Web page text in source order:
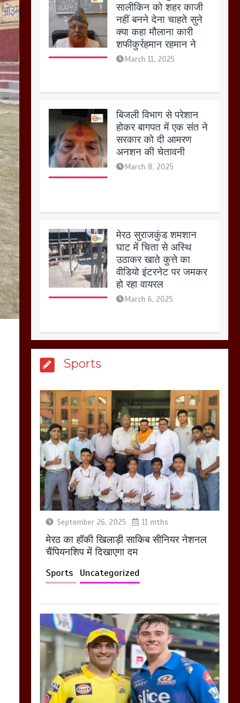
बिजली विभाग से परेशान
होकर बागपत में एक संत ने
सरकार को दी आमरण
अनशन की चेतावनी
March 8, 2025
मेरठ सुराजकुंड शमशान
घाट में चिता से अस्थि
उठाकर खाते कुत्ते का
वीडियो इंटरनेट पर जमकर
होलिका रखने पर लात मार
कर होलिका को किया तहस
नहस,मोहल्ले वालों के साथ
की गई गाली गलोच ,कहा
अगर रखी गई होली तो होगा
नहीं बनने देना चाहते सुने
क्या कहा मौलाना कारी
शफीकुर्रहमान रहमान ने
March 11, 2025
बिजली विभाग से परेशान
होकर बागपत में एक संत ने
सरकार को दी आमरण
अनशन की चेतावनी
March 8, 2025
Sports
September 26, 2025 11 mths
मेरठ का हाॅकी खिलाड़ी साकिब सीनियर नेशनल
चैंपियनशिप में दिखाएगा दम
Sports Uncategorized